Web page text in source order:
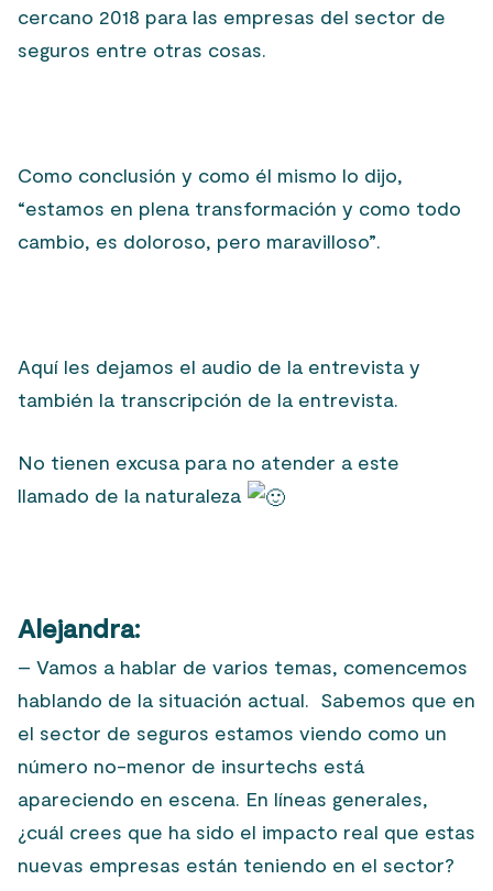
cercano 2018 para las empresas del sector de
seguros entre otras cosas.
Como conclusión y como él mismo lo dijo,
“estamos en plena transformación y como todo
cambio, es doloroso, pero maravilloso”.
Aquí les dejamos el audio de la entrevista y
también la transcripción de la entrevista.
No tienen excusa para no atender a este
llamado de la naturaleza
Alejandra:
– Vamos a hablar de varios temas, comencemos
hablando de la situación actual. Sabemos que en
el sector de seguros estamos viendo como un
número no-menor de insurtechs está
apareciendo en escena. En líneas generales,
¿cuál crees que ha sido el impacto real que estas
nuevas empresas están teniendo en el sector?